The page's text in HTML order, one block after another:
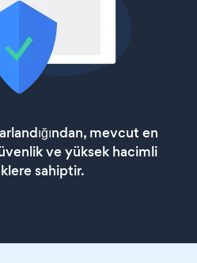
mevcut en
ve yüksek hacimli
sahiptir.